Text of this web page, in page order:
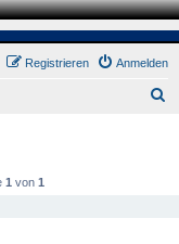
Anmelden
Registrieren
1 von 1